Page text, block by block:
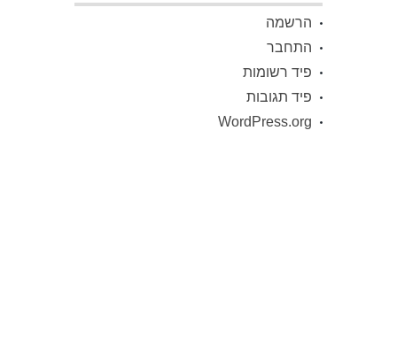
הרשמה
התחבר
פיד רשומות
פיד תגובות
WordPress.org